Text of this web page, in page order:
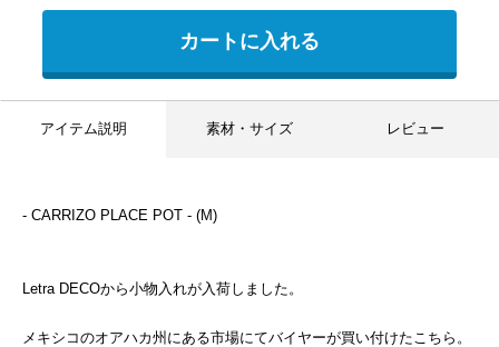
カートに入れる
アイテム説明 素材・サイズ レビュー
- CARRIZO PLACE POT - (M)
Letra DECOから小物入れが入荷しました。
メキシコのオアハカ州にある市場にてバイヤーが買い付けたこちら。